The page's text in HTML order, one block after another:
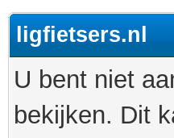
ligfietsers.nl
U bent niet
bekijken. Dit